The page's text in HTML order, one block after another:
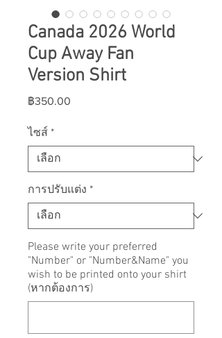
Canada 2026 World
Cup Away Fan
Version Shirt
฿350.00
ไซส์ *
การปรับแต่ง *
Please write your preferred
"Number" or "Number&Name" you
wish to be printed onto your shirt
(หากต้องการ)